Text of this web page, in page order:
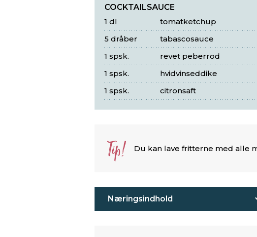
COCKTAILSAUCE
tomatketchup
1 dl
tabascosauce
5 dråber
revet peberrod
1 spsk.
hvidvinseddike
1 spsk.
citronsaft
1 spsk.
Tip! Du kan lave fritterne med alle
Næringsindhold